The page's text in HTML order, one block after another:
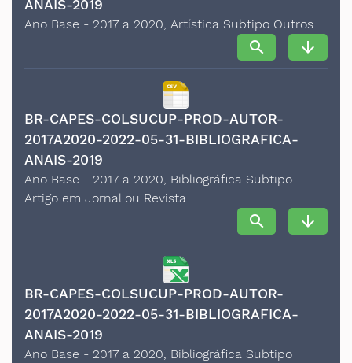
ANAIS-2019
Ano Base - 2017 a 2020, Artística Subtipo Outros
search arrow_downward
BR-CAPES-COLSUCUP-PROD-AUTOR-
2017A2020-2022-05-31-BIBLIOGRAFICA-
ANAIS-2019
Ano Base - 2017 a 2020, Bibliográfica Subtipo
Artigo em Jornal ou Revista
search arrow_downward
BR-CAPES-COLSUCUP-PROD-AUTOR-
2017A2020-2022-05-31-BIBLIOGRAFICA-
ANAIS-2019
Ano Base - 2017 a 2020, Bibliográfica Subtipo